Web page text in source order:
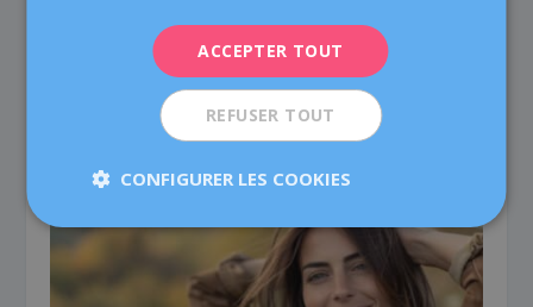
Infertilité féminine : les six problèmes les plus
ACCEPTER TOUT
REFUSER TOUT
CONFIGURER LES COOKIES